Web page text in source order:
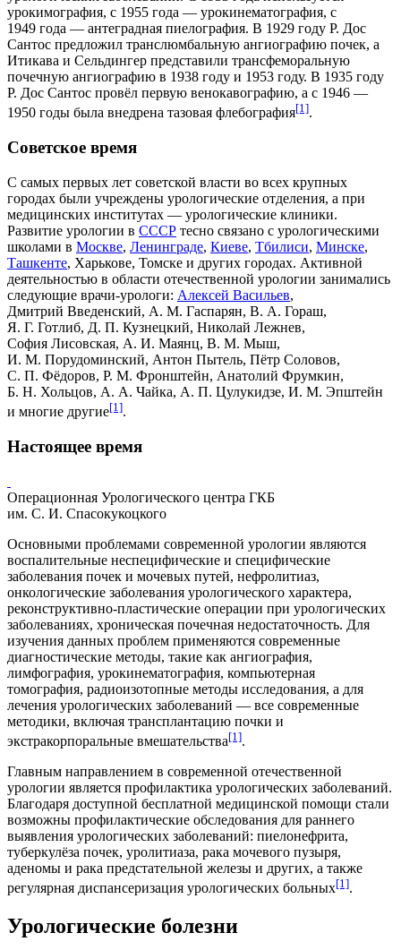
урокимография, с 1955 года — урокинематография, с
1949 года — антеградная пиелография. В 1929 году Р. Дос
Сантос предложил транслюмбальную ангиографию почек, а
Итикава и Сельдингер представили трансфеморальную
почечную ангиографию в 1938 году и 1953 году. В 1935 году
Р. Дос Сантос провёл первую венокавографию, а с 1946 —
1950 годы была внедрена тазовая флебография[1].
Советское время
С самых первых лет советской власти во всех крупных
городах были учреждены урологические отделения, а при
медицинских институтах — урологические клиники.
Развитие урологии в СССР тесно связано с урологическими
школами в Москве, Ленинграде, Киеве, Тбилиси, Минске,
Ташкенте, Харькове, Томске и других городах. Активной
деятельностью в области отечественной урологии занимались
следующие врачи-урологи: Алексей Васильев,
Дмитрий Введенский, А. М. Гаспарян, В. А. Гораш,
Я. Г. Готлиб, Д. П. Кузнецкий, Николай Лежнев,
София Лисовская, А. И. Маянц, В. М. Мыш,
И. М. Порудоминский, Антон Пытель, Пётр Соловов,
С. П. Фёдоров, Р. М. Фронштейн, Анатолий Фрумкин,
Б. Н. Хольцов, А. А. Чайка, А. П. Цулукидзе, И. М. Эпштейн
и многие другие[1].
Настоящее время
Операционная Урологического центра ГКБ
им. С. И. Спасокукоцкого
Основными проблемами современной урологии являются
воспалительные неспецифические и специфические
заболевания почек и мочевых путей, нефролитиаз,
онкологические заболевания урологического характера,
реконструктивно-пластические операции при урологических
заболеваниях, хроническая почечная недостаточность. Для
изучения данных проблем применяются современные
диагностические методы, такие как ангиография,
лимфография, урокинематография, компьютерная
томография, радиоизотопные методы исследования, а для
лечения урологических заболеваний — все современные
методики, включая трансплантацию почки и
экстракорпоральные вмешательства[1].
Главным направлением в современной отечественной
урологии является профилактика урологических заболеваний.
Благодаря доступной бесплатной медицинской помощи стали
возможны профилактические обследования для раннего
выявления урологических заболеваний: пиелонефрита,
туберкулёза почек, уролитиаза, рака мочевого пузыря,
аденомы и рака предстательной железы и других, а также
регулярная диспансеризация урологических больных[1].
Урологические болезни